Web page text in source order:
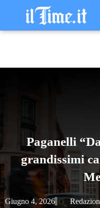
contenuto
Paganelli
grandissimi
Giugno 4, 2026